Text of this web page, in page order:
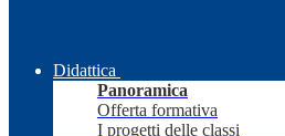
Didattica
Panoramica
Offerta formativa
I progetti delle classi